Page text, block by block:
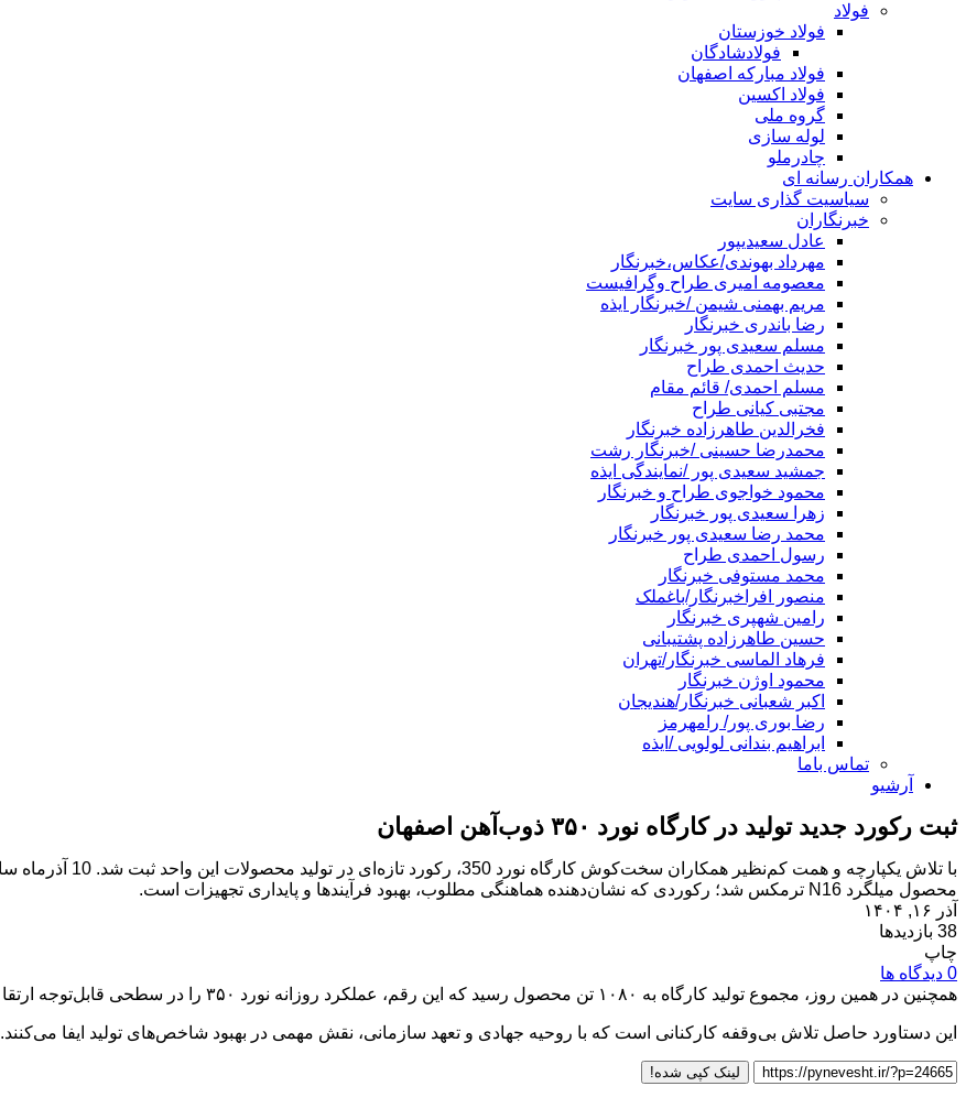
فولاد
فولاد خوزستان
فولادشادگان
فولاد مبارکه اصفهان
فولاد اکسین
گروه ملی
لوله سازی
چادرملو
همکاران رسانه ای
سیاسیت گذاری سایت
خبرنگاران
عادل سعیدیپور
مهرداد بهوندی/عکاس،خبرنگار
معصومه امیری طراح وگرافیست
مریم بهمنی شیمن /خبرنگار ایذه
رضا باندری خبرنگار
مسلم سعیدی پور خبرنگار
حدیث احمدی طراح
مسلم احمدی/ قائم مقام
مجتبی کیانی طراح
فخرالدین طاهرزاده خبرنگار
محمدرضا حسینی /خبرنگار رشت
جمشید سعیدی پور /نمایندگی ایذه
محمود خواجوی طراح و خبرنگار
زهرا سعیدی پور خبرنگار
محمد رضا سعیدی پور خبرنگار
رسول احمدی طراح
محمد مستوفی خبرنگار
منصور افراخبرنگار/باغملک
رامین شهپری خبرنگار
حسین طاهرزاده پشتیبانی
فرهاد الماسی خبرنگار/تهران
محمود اوژن خبرنگار
اکبر شعبانی خبرنگار/هندیجان
رضا بوری پور/ رامهرمز
ابراهیم بندانی لولویی /ایذه
تماس باما
آرشیو
ثبت رکورد جدید تولید در کارگاه نورد ۳۵۰ ذوب‌آهن اصفهان
محصول میلگرد N16 ترمکس شد؛ رکوردی که نشان‌دهنده هماهنگی مطلوب، بهبود فرآیندها و پایداری تجهیزات است.
آذر ۱۶, ۱۴۰۴
38 بازدیدها
چاپ
0 دیدگاه ها
همچنین در همین روز، مجموع تولید کارگاه به ۱۰۸۰ تن محصول رسید که این رقم، عملکرد روزانه نورد ۳۵۰ را در سطحی قابل‌توجه ارتقا داد.
این دستاورد حاصل تلاش بی‌وقفه کارکنانی است که با روحیه جهادی و تعهد سازمانی، نقش مهمی در بهبود شاخص‌های تولید ایفا می‌کنند.
لینک کپی شده!